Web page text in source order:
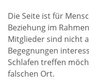
Die Seite ist für
Beziehung im
Mitglieder sind nicht
Begegnungen
Schlafen treffen
falschen Ort.